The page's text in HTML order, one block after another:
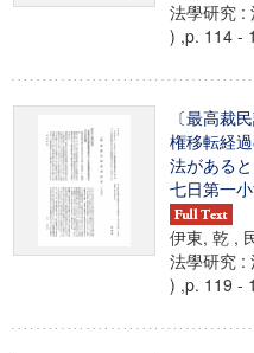
法學研究 :
) ,p. 114 -
〔最高裁
権移転経
法がある
七日第一
伊東, 乾 ,
法學研究 :
) ,p. 119 -